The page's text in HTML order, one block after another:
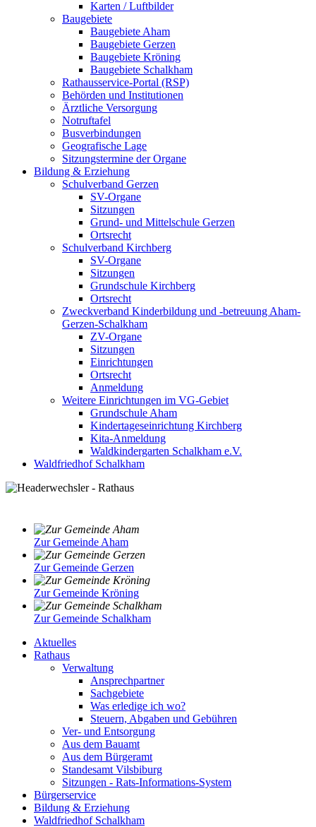
Karten / Luftbilder
Baugebiete
Baugebiete Aham
Baugebiete Gerzen
Baugebiete Kröning
Baugebiete Schalkham
Rathausservice-Portal (RSP)
Behörden und Institutionen
Ärztliche Versorgung
Notruftafel
Busverbindungen
Geografische Lage
Sitzungstermine der Organe
Bildung & Erziehung
Schulverband Gerzen
SV-Organe
Sitzungen
Grund- und Mittelschule Gerzen
Ortsrecht
Schulverband Kirchberg
SV-Organe
Sitzungen
Grundschule Kirchberg
Ortsrecht
Zweckverband Kinderbildung und -betreuung Aham-
Gerzen-Schalkham
ZV-Organe
Sitzungen
Einrichtungen
Ortsrecht
Anmeldung
Weitere Einrichtungen im VG-Gebiet
Grundschule Aham
Kindertageseinrichtung Kirchberg
Kita-Anmeldung
Waldkindergarten Schalkham e.V.
Waldfriedhof Schalkham
Zur Gemeinde Aham
Zur Gemeinde Gerzen
Zur Gemeinde Kröning
Zur Gemeinde Schalkham
Aktuelles
Rathaus
Verwaltung
Ansprechpartner
Sachgebiete
Was erledige ich wo?
Steuern, Abgaben und Gebühren
Ver- und Entsorgung
Aus dem Bauamt
Aus dem Bürgeramt
Standesamt Vilsbiburg
Sitzungen - Rats-Informations-System
Bürgerservice
Bildung & Erziehung
Waldfriedhof Schalkham